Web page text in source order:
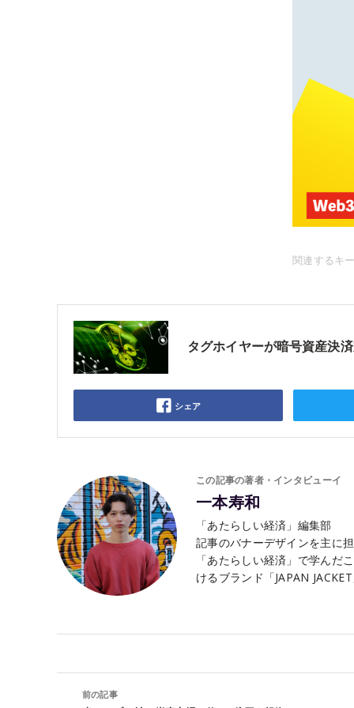
関連するキ
タグホイヤーが暗号資産決
シェア
この記事の著者・インタビューイ
一本寿和
「あたらしい経済」編集部
記事のバナーデザインを主に
「あたらしい経済」で学んだ
けるブランド「JAPAN
前の記事